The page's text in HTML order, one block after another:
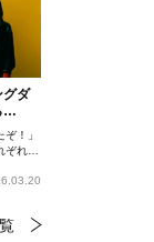
グダ
竜
ビュ
！」
れの
自分の音を鳴らせ。